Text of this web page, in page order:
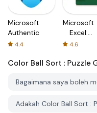
Microsoft
Authenticator
4.4
Microsoft
Excel:
4.6
Color Ball Sort : Puzzle